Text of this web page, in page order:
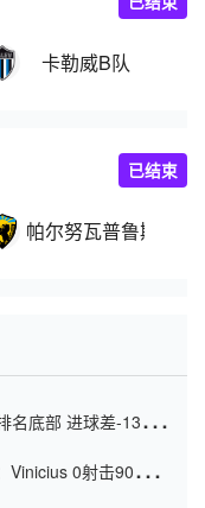
卡勒威B队
帕尔努瓦普鲁斯
已结束
名底部 进球差-13令人
0射击90分钟